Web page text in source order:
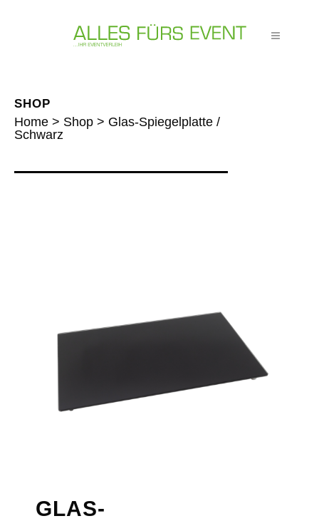
SHOP
Home > Shop > Glas-Spiegelplatte /
Schwarz
GLAS-